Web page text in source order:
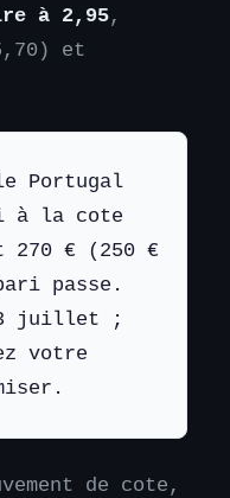
à 2,95,
et
Portugal
à la cote
270 € (250 €
passe.
3 juillet ;
votre
de cote,